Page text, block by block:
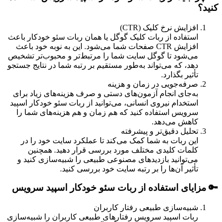
کنید؟
افزایش نرخ کلیک (CTR)
استفاده از ربات کلیک گوگل یا همان ربات سئو خودکار باعث
افزایش CTR صفحات شما می‌شود. این به نوبه خود باعث
می‌شود تا گوگل سایت شما را مرتبط‌تر و محبوب‌تر تشخیص
دهد، که می‌تواند به‌طور مستقیم بر رتبه شما در نتایج جستجو
تأثیر بگذارد.
صرفه‌جویی در زمان و هزینه
به‌جای انجام آزمون‌های دستی و صرف هزینه‌های زیاد برای
استخدام نیروی انسانی، می‌توانید از ربات سئو خودکار اسپید
سرویس استفاده کنید که هم زمان و هم هزینه‌های شما را
کاهش می‌دهد.
تحلیل دقیق‌تر و پیشرفته
این ربات به شما کمک می‌کند تا عملکرد سایت خود را در
کلمات کلیدی مختلف مورد بررسی قرار دهید. همچنین
می‌توانید بازدیدهای مصنوعی طبیعی را شبیه‌سازی کنید و
تأثیر آن‌ها را بر رتبه سایت خود بررسی کنید.
🔑 مزایای استفاده از ربات سئو خودکار اسپید سرویس
شبیه‌سازی طبیعی رفتار کاربران
ربات اسپید سرویس رفتارهای طبیعی کاربران را شبیه‌سازی